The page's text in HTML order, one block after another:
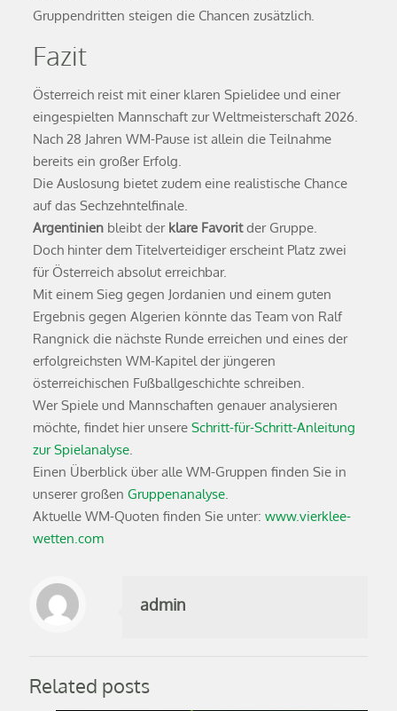
Gruppendritten steigen die Chancen zusätzlich.
Fazit
Österreich reist mit einer klaren Spielidee und einer
eingespielten Mannschaft zur Weltmeisterschaft 2026.
Nach 28 Jahren WM-Pause ist allein die Teilnahme
bereits ein großer Erfolg.
Die Auslosung bietet zudem eine realistische Chance
auf das Sechzehntelfinale.
Argentinienbleibt der klare Favoritder Gruppe.
Doch hinter dem Titelverteidiger erscheint Platz zwei
für Österreich absolut erreichbar.
Mit einem Sieg gegen Jordanien und einem guten
Ergebnis gegen Algerien könnte das Team von Ralf
Rangnick die nächste Runde erreichen und eines der
erfolgreichsten WM-Kapitel der jüngeren
österreichischen Fußballgeschichte schreiben.
Wer Spiele und Mannschaften genauer analysieren
möchte, findet hier unsere Schritt-für-Schritt-Anleitung
zur Spielanalyse.
Einen Überblick über alle WM-Gruppen finden Sie in
unserer großen Gruppenanalyse.
Aktuelle WM-Quoten finden Sie unter: www.vierklee-
wetten.com
admin
Related posts